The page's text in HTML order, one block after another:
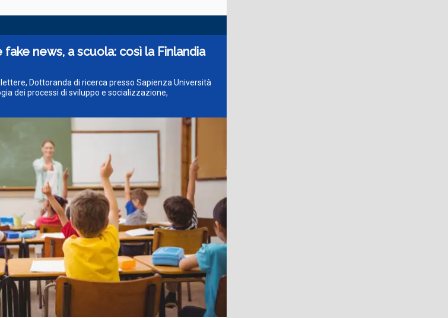
news, a scuola: così la Finlandia
Dottoranda di ricerca presso Sapienza Università
dei processi di sviluppo e socializzazione,